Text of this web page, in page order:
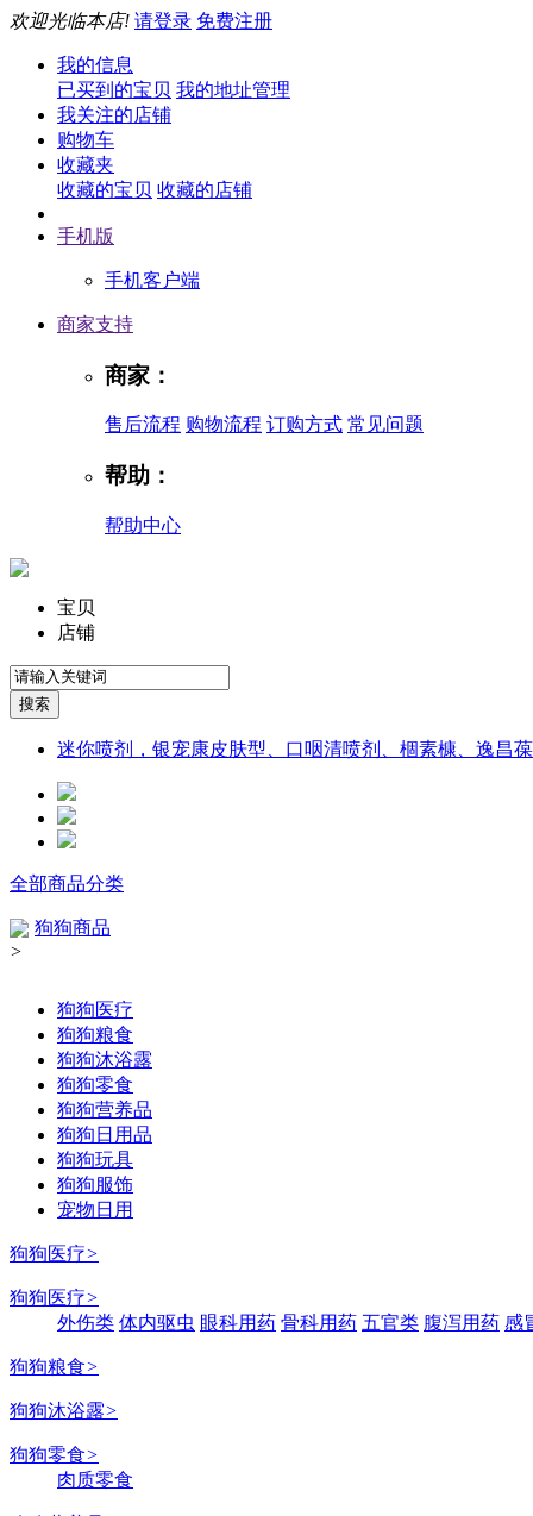
欢迎光临本店! 请登录 免费注册
我的信息
已买到的宝贝 我的地址管理
我关注的店铺
购物车
收藏夹
收藏的宝贝 收藏的店铺
手机版
手机客户端
商家支持
商家：
售后流程 购物流程 订购方式 常见问题
帮助：
帮助中心
宝贝
店铺
迷你喷剂，银宠康皮肤型、口咽清喷剂、棝素槺、逸昌葆
全部商品分类
狗狗商品
>
狗狗医疗
狗狗粮食
狗狗沐浴露
狗狗零食
狗狗营养品
狗狗日用品
狗狗玩具
狗狗服饰
宠物日用
狗狗医疗>
狗狗医疗>
外伤类 体内驱虫 眼科用药 骨科用药 五官类 腹泻用药 感
狗狗粮食>
狗狗沐浴露>
狗狗零食>
肉质零食